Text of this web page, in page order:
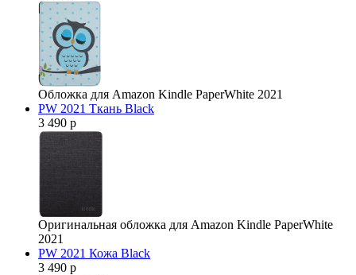
Обложка для Amazon Kindle PaperWhite 2021
PW 2021 Ткань Black
3 490 р
Оригинальная обложка для Amazon Kindle PaperWhite
2021
PW 2021 Кожа Black
3 490 р